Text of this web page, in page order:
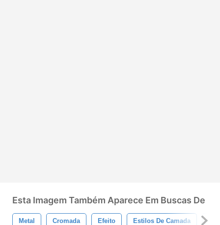
Esta Imagem Também Aparece Em Buscas De
Metal Cromada Efeito Estilos De Camada